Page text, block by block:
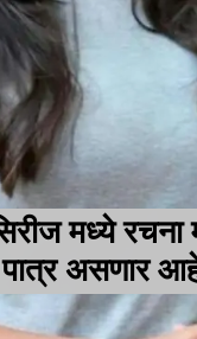
मध्ये रचना
पात्र असणार